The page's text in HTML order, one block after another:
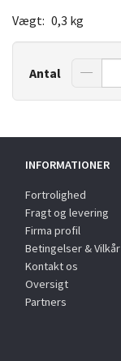
Vægt: 0,3 kg
Antal
INFORMATIONER
Fortrolighed
Fragt og levering
Firma profil
Betingelser & Vilkår
Kontakt os
Oversigt
Partners